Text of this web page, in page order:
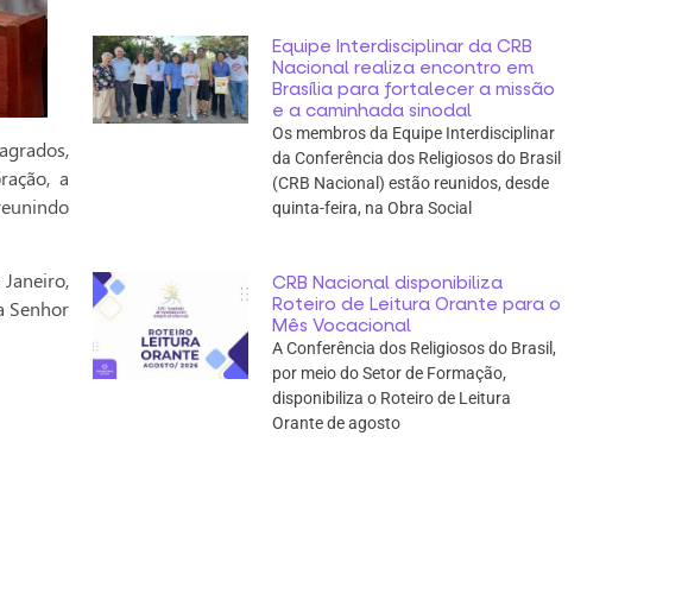
a
Senhor
Equipe Interdisciplinar da CRB
Nacional realiza encontro em
Brasília para fortalecer a missão
e a caminhada sinodal
Os membros da Equipe Interdisciplinar
da Conferência dos Religiosos do Brasil
(CRB Nacional) estão reunidos, desde
quinta-feira, na Obra Social
CRB Nacional disponibiliza
Roteiro de Leitura Orante para o
Mês Vocacional
A Conferência dos Religiosos do Brasil,
por meio do Setor de Formação,
disponibiliza o Roteiro de Leitura
Orante de agosto